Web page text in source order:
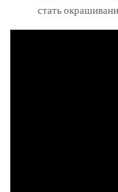
стать